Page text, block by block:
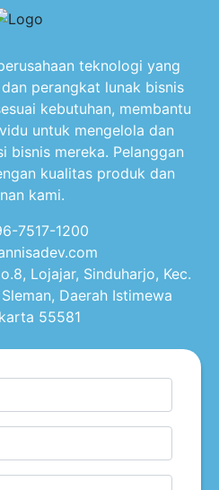
teknologi yang
perangkat lunak bisnis
kebutuhan, membantu
untuk mengelola dan
bisnis mereka. Pelanggan
kualitas produk dan
kami.
7517-1200
Lojajar, Sinduharjo, Kec.
Daerah Istimewa
55581